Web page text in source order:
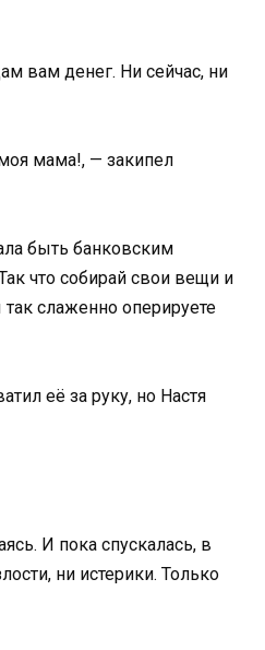
вам денег. Ни сейчас, ни
мама!, — закипел
быть банковским
что собирай свои вещи и
слаженно оперируете
её за руку, но Настя
И пока спускалась, в
ни истерики. Только